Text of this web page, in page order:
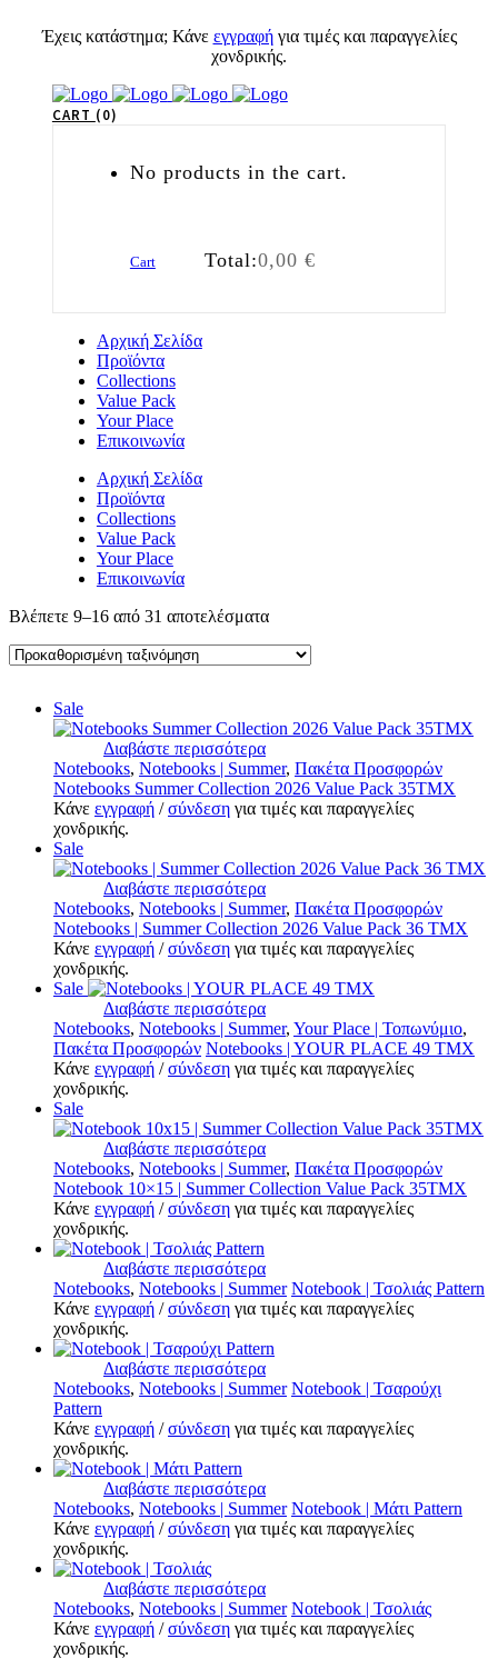
Έχεις κατάστημα; Κάνε εγγραφήγια τιμές και παραγγελίες
χονδρικής.
CART 0
No products in the cart.
Cart Total:0,00 €
Αρχική Σελίδα
Προϊόντα
Collections
Value Pack
Your Place
Επικοινωνία
Αρχική Σελίδα
Προϊόντα
Collections
Value Pack
Your Place
Επικοινωνία
Βλέπετε 9–16 από 31 αποτελέσματα
Sale
Διαβάστε περισσότερα
Notebooks, Notebooks | Summer, Πακέτα Προσφορών
Notebooks Summer Collection 2026 Value Pack 35ΤΜΧ
Κάνε εγγραφή /σύνδεση για τιμές και παραγγελίες
χονδρικής.
Sale
Διαβάστε περισσότερα
Notebooks, Notebooks | Summer, Πακέτα Προσφορών
Notebooks | Summer Collection 2026 Value Pack 36 TMX
Κάνε εγγραφή /σύνδεση για τιμές και παραγγελίες
χονδρικής.
Sale
Διαβάστε περισσότερα
Notebooks, Notebooks | Summer, Your Place | Τοπωνύμιο,
Πακέτα Προσφορών Notebooks | YOUR PLACE 49 ΤΜΧ
Κάνε εγγραφή /σύνδεση για τιμές και παραγγελίες
χονδρικής.
Sale
Διαβάστε περισσότερα
Notebooks, Notebooks | Summer, Πακέτα Προσφορών
Notebook 10×15 | Summer Collection Value Pack 35TMX
Κάνε εγγραφή /σύνδεση για τιμές και παραγγελίες
χονδρικής.
Διαβάστε περισσότερα
Notebooks, Notebooks | Summer Notebook | Τσολιάς Pattern
Κάνε εγγραφή /σύνδεση για τιμές και παραγγελίες
χονδρικής.
Διαβάστε περισσότερα
Notebooks, Notebooks | Summer Notebook | Τσαρούχι
Pattern
Κάνε εγγραφή /σύνδεση για τιμές και παραγγελίες
χονδρικής.
Διαβάστε περισσότερα
Notebooks, Notebooks | Summer Notebook | Μάτι Pattern
Κάνε εγγραφή /σύνδεση για τιμές και παραγγελίες
χονδρικής.
Διαβάστε περισσότερα
Notebooks, Notebooks | Summer Notebook | Τσολιάς
Κάνε εγγραφή /σύνδεση για τιμές και παραγγελίες
χονδρικής.